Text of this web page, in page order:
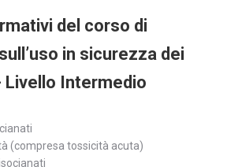
del corso di
in sicurezza dei
Livello Intermedio
(compresa tossicità acuta)